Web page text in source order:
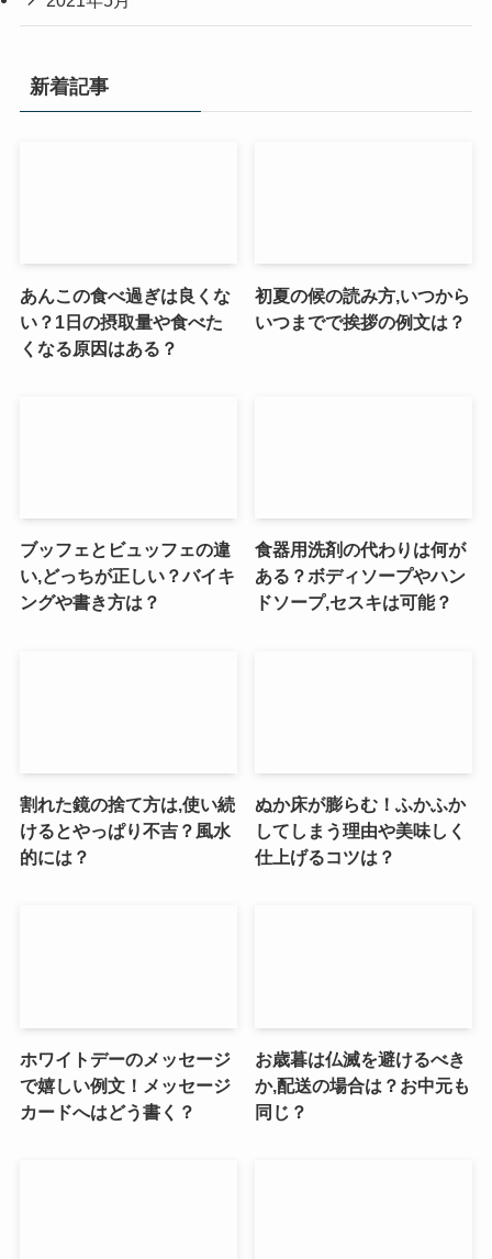
新着記事
あんこの食べ過ぎは良くな
い？1日の摂取量や食べた
くなる原因はある？
初夏の候の読み方,いつから
いつまでで挨拶の例文は？
ブッフェとビュッフェの違
い,どっちが正しい？バイキ
ングや書き方は？
食器用洗剤の代わりは何が
ある？ボディソープやハン
ドソープ,セスキは可能？
割れた鏡の捨て方は,使い続
けるとやっぱり不吉？風水
的には？
ぬか床が膨らむ！ふかふか
してしまう理由や美味しく
仕上げるコツは？
ホワイトデーのメッセージ
で嬉しい例文！メッセージ
カードへはどう書く？
お歳暮は仏滅を避けるべき
か,配送の場合は？お中元も
同じ？